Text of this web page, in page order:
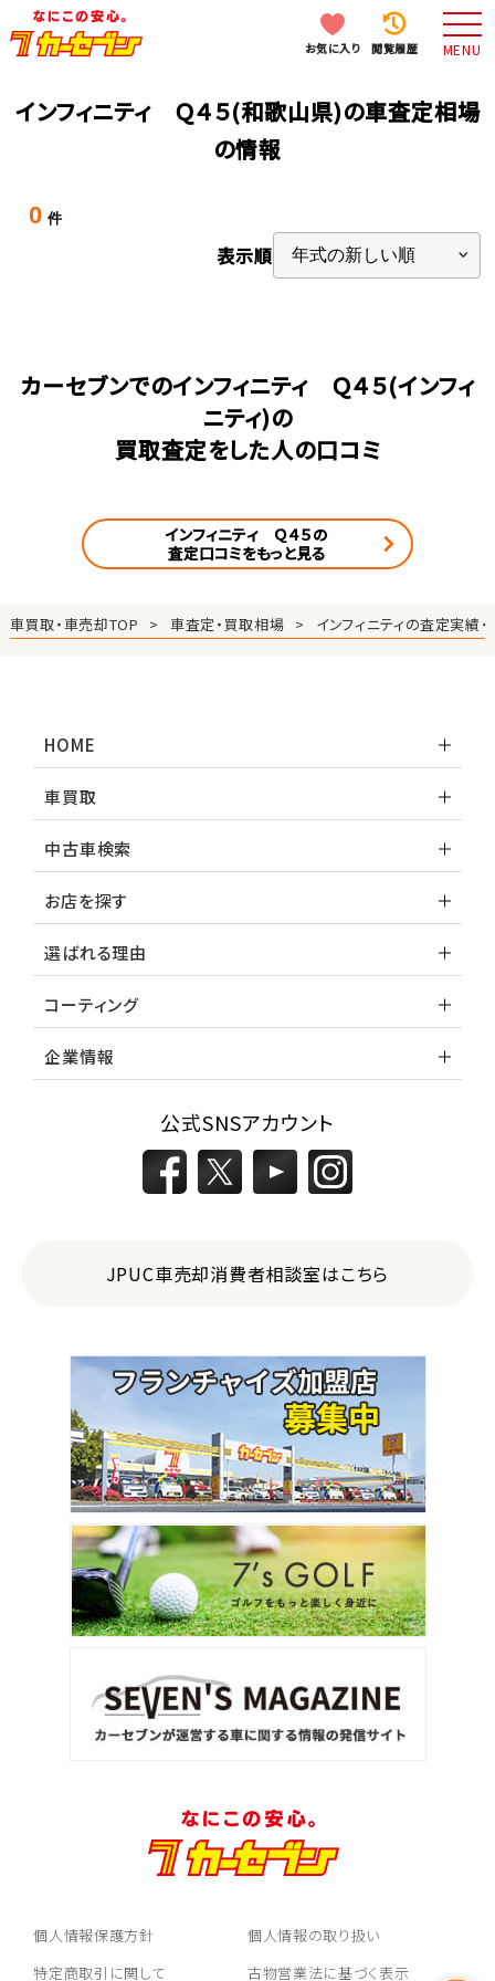
お気に入り 閲覧履歴 MENU
インフィニティ Ｑ４５(和歌山県)の車査定相場
の情報
0 件
表示順
カーセブンでのインフィニティ Ｑ４５(インフィ
ニティ)の
買取査定をした人の口コミ
インフィニティ Ｑ４５の
査定口コミをもっと見る
車買取・車売却TOP 車査定・買取相場 インフィニティの査定実績
HOME
車買取
中古車検索
お店を探す
選ばれる理由
コーティング
企業情報
公式SNSアカウント
JPUC車売却消費者相談室はこちら
個人情報保護方針
個人情報の取り扱い
特定商取引に関して
古物営業法に基づく表示